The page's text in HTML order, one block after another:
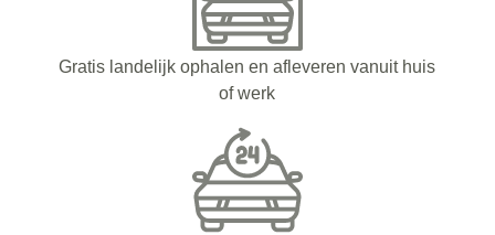
Gratis landelijk ophalen en afleveren vanuit huis
of werk